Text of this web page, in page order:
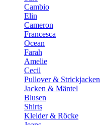
Cambio
Elin
Cameron
Francesca
Ocean
Farah
Amelie
Cecil
Pullover & Strickjacken
Jacken & Mäntel
Blusen
Shirts
Kleider & Röcke